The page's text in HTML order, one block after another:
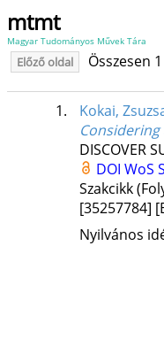
mtmt
Magyar Tudományos Művek Tára
Előző oldal Összesen
1. Kokai,
DISCOVER
DOI WoS
Szakcikk
[35257784]
Nyilvános